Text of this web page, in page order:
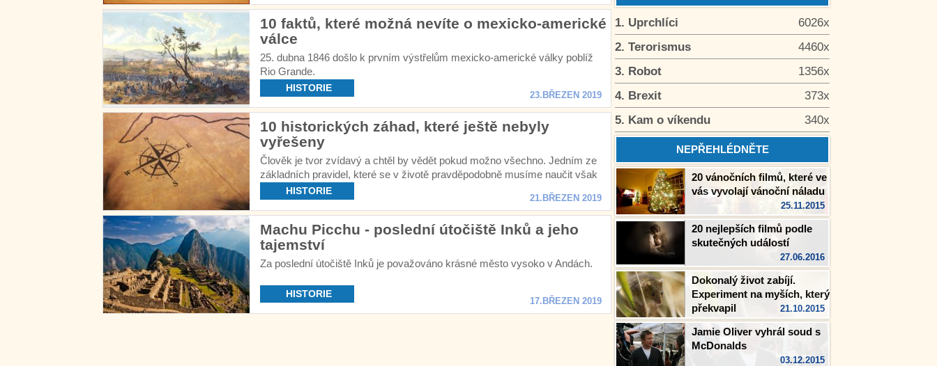
1. Uprchlíci
6026x
2. Terorismus
4460x
3. Robot
1356x
4. Brexit
373x
5. Kam o víkendu
340x
NEPŘEHLÉDNĚTE
20 vánočních filmů, které ve
vás vyvolají vánoční náladu
25.11.2015
20 nejlepších filmů podle
skutečných událostí
27.06.2016
Dokonalý život zabíjí.
Experiment na myších, který
překvapil
21.10.2015
Jamie Oliver vyhrál soud s
McDonalds
03.12.2015
10 faktů, které možná nevíte o mexicko-americké
válce
25. dubna 1846 došlo k prvním výstřelům mexicko-americké války poblíž
Rio Grande.
HISTORIE
23.BŘEZEN 2019
10 historických záhad, které ještě nebyly
vyřešeny
Člověk je tvor zvídavý a chtěl by vědět pokud možno všechno. Jedním ze
základních pravidel, které se v životě pravděpodobně musíme naučit však
je, že je nemožné dozvědět se všechno.
HISTORIE
21.BŘEZEN 2019
Machu Picchu - poslední útočiště Inků a jeho
tajemství
Za poslední útočiště Inků je považováno krásné město vysoko v Andách.
HISTORIE
17.BŘEZEN 2019